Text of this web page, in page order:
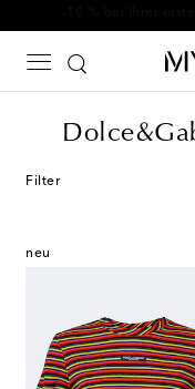
Filter
neu